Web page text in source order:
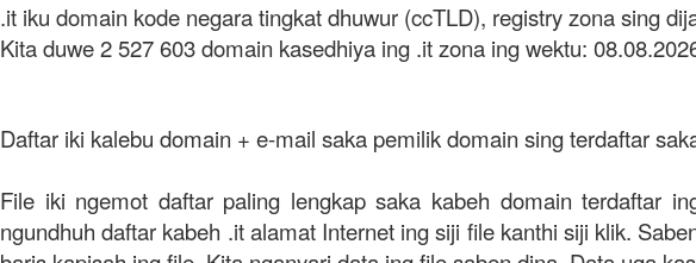
.it iku domain kode negara tingkat dhuwur (ccTLD), registry zona sing
Kita duwe 2 527 603 domain kasedhiya ing .it zona ing wektu:
Daftar iki kalebu domain + e-mail saka pemilik domain sing terdaftar
File iki ngemot daftar paling lengkap saka kabeh domain terdaftar
ngundhuh daftar kabeh .it alamat Internet ing siji file kanthi siji klik.